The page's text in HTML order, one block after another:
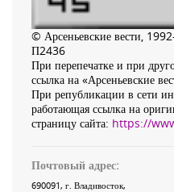
© Арсеньевские вести,
П2436
При перепечатке и при
ссылка на «Арсеньевские
При републикации в сети
работающая ссылка на
страницу сайта: https://
Почтовый адрес:
690091, г. Владивосток,